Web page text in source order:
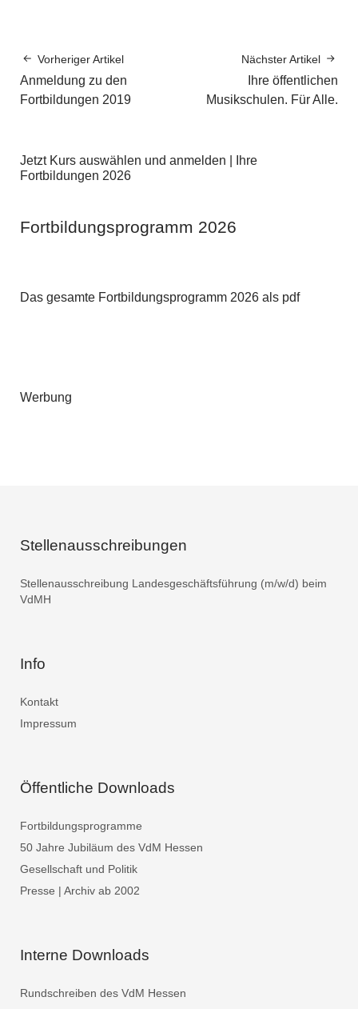
Vorheriger Artikel
Anmeldung zu den
Fortbildungen 2019
Nächster Artikel
Ihre öffentlichen
Musikschulen. Für Alle.
Jetzt Kurs auswählen und anmelden | Ihre
Fortbildungen 2026
Fortbildungsprogramm 2026
Das gesamte Fortbildungsprogramm 2026 als pdf
Werbung
Stellenausschreibungen
Stellenausschreibung Landesgeschäftsführung (m/w/d) beim
VdMH
Info
Kontakt
Impressum
Öffentliche Downloads
Fortbildungsprogramme
50 Jahre Jubiläum des VdM Hessen
Gesellschaft und Politik
Presse | Archiv ab 2002
Interne Downloads
Rundschreiben des VdM Hessen